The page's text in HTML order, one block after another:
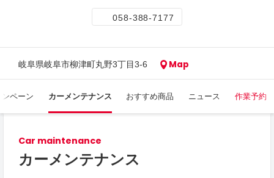
058-388-7177
岐阜県岐阜市柳津町丸野3丁目3-6 Map
ペーン カーメンテナンス おすすめ商品 ニュース 作業予約
Car maintenance
カーメンテナンス